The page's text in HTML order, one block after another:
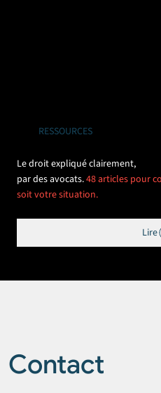
RESSOURCES
Le droit expliqué clairement,
par des avocats.48 articles pour
soit votre situation.
Lire
Contact